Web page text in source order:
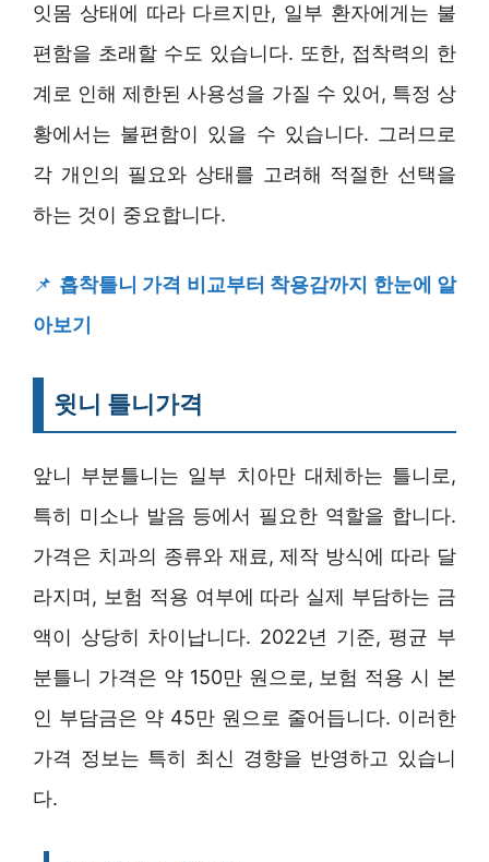
잇몸 상태에 따라 다르지만, 일부 환자에게는 불
편함을 초래할 수도 있습니다. 또한, 접착력의 한
계로 인해 제한된 사용성을 가질 수 있어, 특정 상
황에서는 불편함이 있을 수 있습니다. 그러므로
각 개인의 필요와 상태를 고려해 적절한 선택을
하는 것이 중요합니다.
📌 흡착틀니 가격 비교부터 착용감까지 한눈에 알
아보기
윗니 틀니가격
앞니 부분틀니는 일부 치아만 대체하는 틀니로,
특히 미소나 발음 등에서 필요한 역할을 합니다.
가격은 치과의 종류와 재료, 제작 방식에 따라 달
라지며, 보험 적용 여부에 따라 실제 부담하는 금
액이 상당히 차이납니다. 2022년 기준, 평균 부
분틀니 가격은 약 150만 원으로, 보험 적용 시 본
인 부담금은 약 45만 원으로 줄어듭니다. 이러한
가격 정보는 특히 최신 경향을 반영하고 있습니
다.